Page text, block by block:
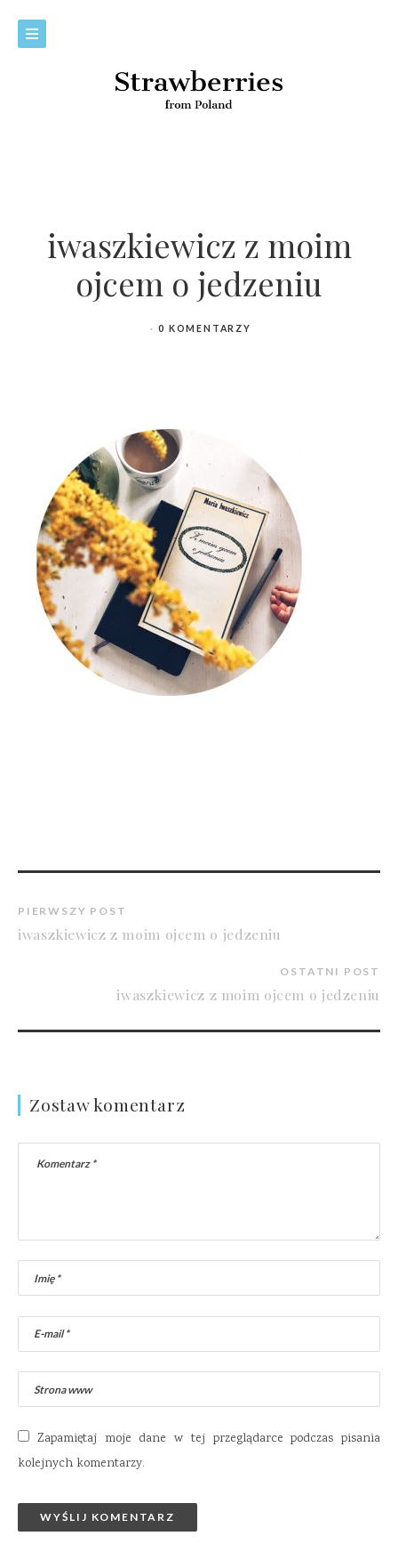
iwaszkiewicz z moim
ojcem o jedzeniu
0 KOMENTARZY
PIERWSZY POST
iwaszkiewicz z moim ojcem o jedzeniu
OSTATNI POST
iwaszkiewicz z moim ojcem o jedzeniu
Zostaw komentarz
Zapamiętaj moje dane w tej przeglądarce podczas pisania
kolejnych komentarzy.